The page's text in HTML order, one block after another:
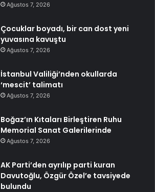
Ağustos 7, 2026
Çocuklar boyadı, bir can dost yeni
yuvasına kavuştu
Ağustos 7, 2026
İstanbul Valiliği’nden okullarda
‘mescit’ talimatı
Ağustos 7, 2026
Boğaz’ın Kıtaları Birleştiren Ruhu
Memorial Sanat Galerilerinde
Ağustos 7, 2026
AK Parti’den ayrılıp parti kuran
Davutoğlu, Özgür Özel’e tavsiyede
bulundu